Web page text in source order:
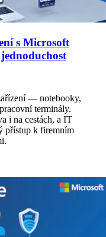
s Microsoft
— notebooky,
terminály.
i na cestách, a IT
přístup k firemním